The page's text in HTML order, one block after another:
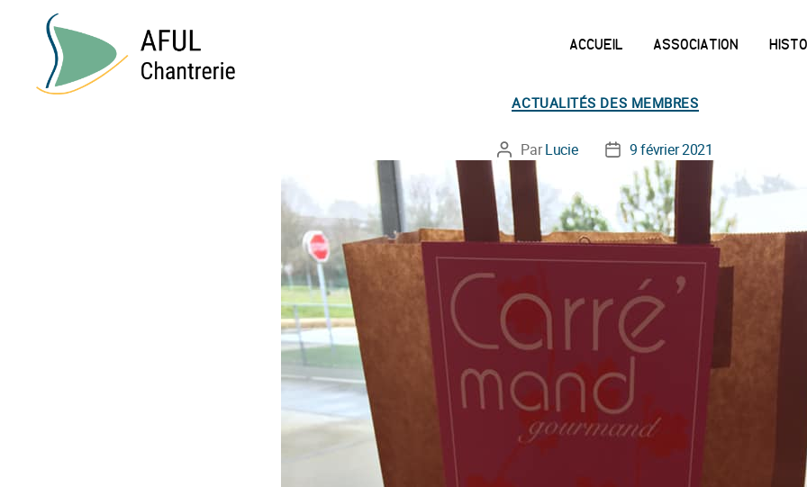
ACCUEIL ASSOCIATION
Catégories
ACTUALITÉS DES MEMBRES
Auteur
de
l’article
ParLucie
Date
l’article
9 février 2021